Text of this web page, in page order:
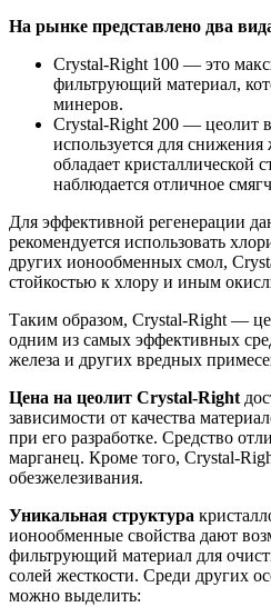
На рынке представлено два
Crystal-Right 100 — это
фильтрующий материал,
минеров.
Crystal-Right 200 — цеолит
используется для
обладает кристаллической
наблюдается отличное
Для эффективной регенерации
рекомендуется использовать
других ионообменных смол,
стойкостью к хлору и иным
Таким образом, Crystal-Right —
одним из самых эффективных
железа и других вредных
Цена на цеолит Crystal-Right
зависимости от качества
при его разработке. Средство
марганец. Кроме того, Crystal-
обезжелезивания.
Уникальная структура
ионообменные свойства дают
фильтрующий материал для
солей жесткости. Среди других
можно выделить: